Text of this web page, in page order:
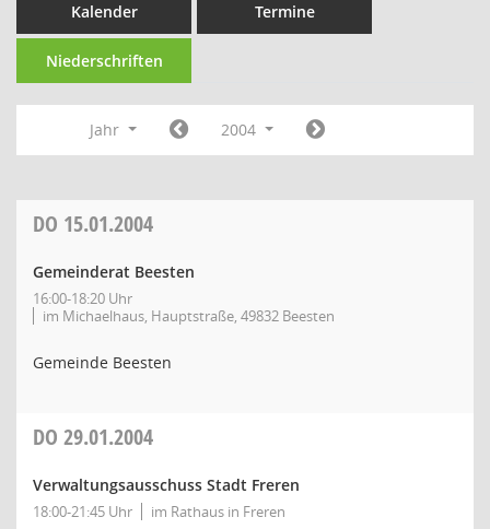
Kalender Termine
Niederschriften
Jahr 2004
DO 15.01.2004
Gemeinderat Beesten
16:00-18:20 Uhr
im Michaelhaus, Hauptstraße, 49832 Beesten
Gemeinde Beesten
DO 29.01.2004
Verwaltungsausschuss Stadt Freren
18:00-21:45 Uhr im Rathaus in Freren